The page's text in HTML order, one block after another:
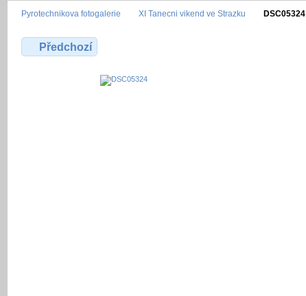
Pyrotechnikova fotogalerie XI Tanecni vikend ve Strazku DSC05324
Předchozí